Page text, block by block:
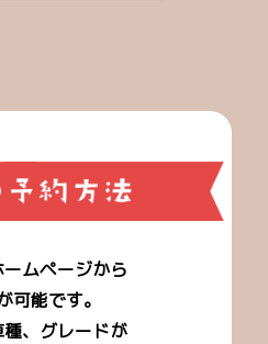
ムページから
可能です。
、グレードが